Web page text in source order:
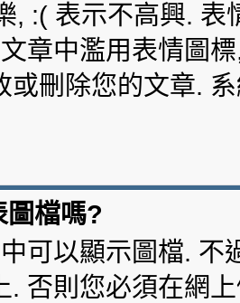
, :( 表示不高興.
章中濫用表情圖
或刪除您的文章.
圖檔嗎?
可以顯示圖檔. 不
. 否則您必須在網